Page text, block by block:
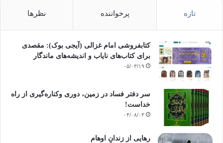
تازه پرخواننده نظرها
کتابفروشی امام غزالی (آیجی بوک): مقصدی
برای کتاب‌های نایاب و اندیشه‌های ماندگار
۰۵/۰۳/۱۹
سر دفتر فساد در زمین‌، دوری وکناره‌گیری از راه
خداست‌!
۰۴/۰۸/۰۳
رهایی از زندانِ اوهام